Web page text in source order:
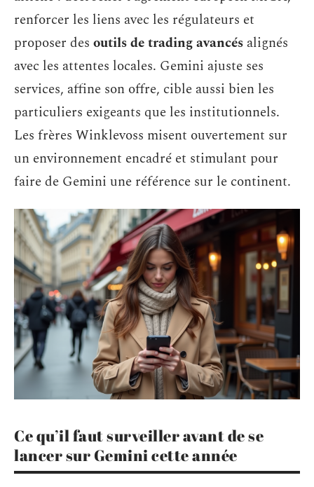
renforcer les liens avec les régulateurs et
proposer des outils de trading avancés alignés
avec les attentes locales. Gemini ajuste ses
services, affine son offre, cible aussi bien les
particuliers exigeants que les institutionnels.
Les frères Winklevoss misent ouvertement sur
un environnement encadré et stimulant pour
faire de Gemini une référence sur le continent.
Ce qu’il faut surveiller avant de se
lancer sur Gemini cette année